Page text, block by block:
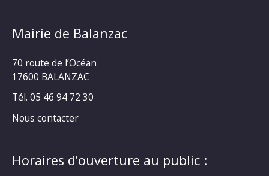
Mairie de Balanzac
70 route de l’Océan
17600 BALANZAC
Tél. 05 46 94 72 30
Nous contacter
Horaires d’ouverture au public :